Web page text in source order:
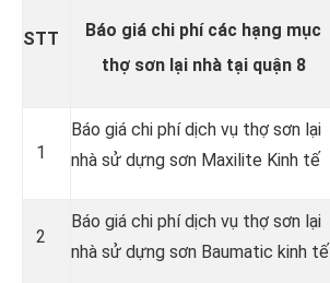
STT
Báo giá chi phí các hạng mục
thợ sơn lại nhà tại quận 8
1
Báo giá chi phí dịch vụ thợ sơn lại
nhà sử dựng sơn Maxilite Kinh tế
2
Báo giá chi phí dịch vụ thợ sơn lại
nhà sử dựng sơn Baumatic kinh tế